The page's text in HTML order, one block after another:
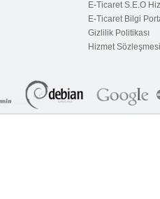
E-Ticaret S.E.O
E-Ticaret Bilgi
Gizlilik Politikası
Hizmet Sözleşmesi